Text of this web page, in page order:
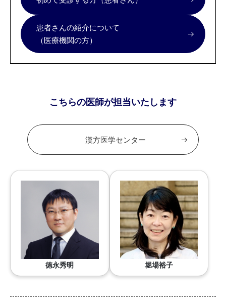
患者さんの紹介について
（医療機関の方）
こちらの医師が担当いたします
漢方医学センター
徳永秀明 堀場裕子